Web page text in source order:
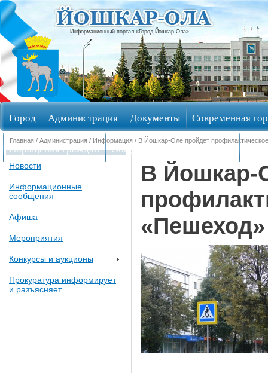
Информационный портал «Город Йошкар-Ола»
Город Администрация Документы Современная
Обращения граждан Общественные обсуждения
Главная / Администрация / Информация / В Йошкар-Оле пройдет
Новости
Информационные
сообщения
Афиша
Мероприятия
Конкурсы и аукционы
Прокуратура информирует
и разъясняет
В Йошкар-
«Пешеход»